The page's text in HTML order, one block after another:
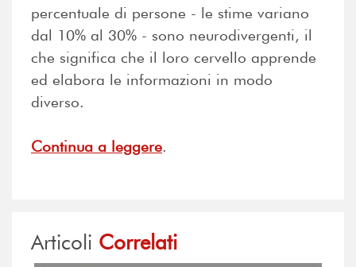
percentuale di persone - le stime variano
dal 10% al 30% - sono neurodivergenti, il
che significa che il loro cervello apprende
ed elabora le informazioni in modo
diverso.
Continua a leggere.
Articoli Correlati